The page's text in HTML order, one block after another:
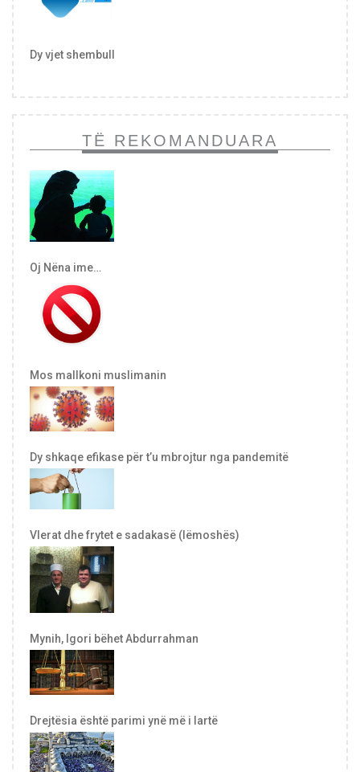
Dy vjet shembull
TË REKOMANDUARA
Oj Nëna ime…
Mos mallkoni muslimanin
Dy shkaqe efikase për t’u mbrojtur nga pandemitë
Vlerat dhe frytet e sadakasë (lëmoshës)
Mynih, Igori bëhet Abdurrahman
Drejtësia është parimi ynë më i lartë